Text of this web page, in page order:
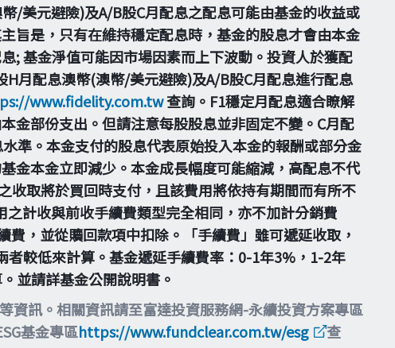
/美元避險)及A/B股C月配息之配息可能由基金的收益或
旨是，只有在維持穩定配息時，基金的股息才會由本金
; 基金淨值可能因市場因素而上下波動。投資人於獲配
月配息澳幣(澳幣/美元避險)及A/B股C月配息進行配息
www.fidelity.com.tw查詢。F1穩定月配息適合瞭解
金部份支出。但請注意每股股息並非固定不變。C月配
準。本金支付的股息代表原始投入本金的報酬或部分金
金本金立即減少。本金成長幅度可能縮減，高配息不代
取將於買回時支付，且該費用將依持有期間而有所不
計收與前收手續費類型完全相同，亦不加計分銷費
，並從贖回款項中扣除。「手續費」雖可遞延收取，
較低來計算。基金遞延手續費率：0-1年3%，1-2年
並請詳基金公開說明書。
資訊。相關資訊請至富達投資服務網-永續投資方案專區
基金專區https://www.fundclear.com.tw/esg
查